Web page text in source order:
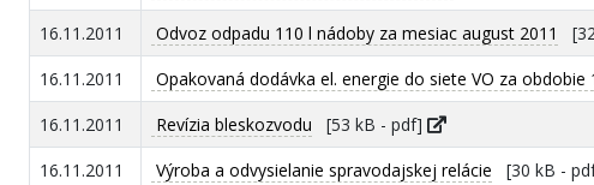
16.11.2011
Odvoz odpadu 110 l nádoby za mesiac august 2011
16.11.2011
Opakovaná dodávka el. energie do siete VO za obdobie
16.11.2011
Revízia bleskozvodu [53 kB - pdf]
16.11.2011
Výroba a odvysielanie spravodajskej relácie [30 kB -